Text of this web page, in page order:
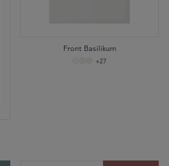
Front Basilikum
+27